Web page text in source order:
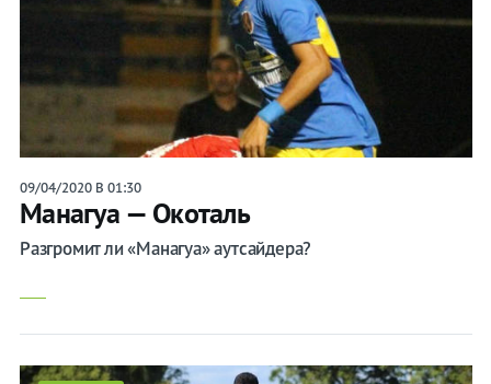
09/04/2020 В 01:30
Манагуа — Окоталь
Разгромит ли «Манагуа» аутсайдера?